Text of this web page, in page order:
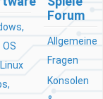
OS
Forum
Allgemeine
Fragen
Konsolen